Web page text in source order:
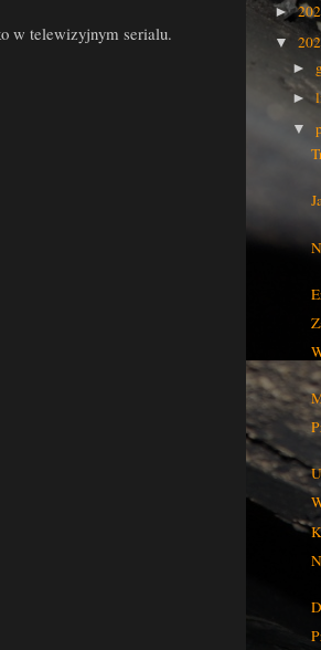
w telewizyjnym serialu.
►
▼
►
►
▼